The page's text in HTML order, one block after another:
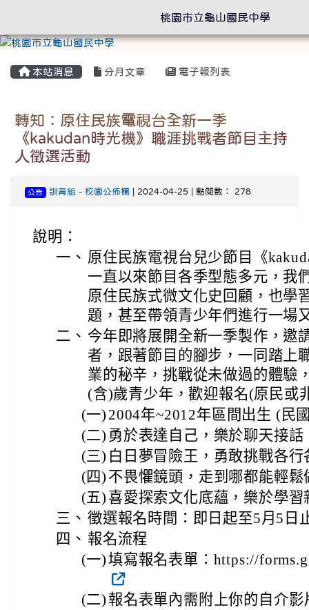
本站消息 分月文章 電子報列表
轉知：原住民族電視台全新一季
《kakudan時光機》職涯挑戰者節目主持
人徵選活動
公告 訓育組 - 校園公佈欄 | 2024-04-25 | 點閱數： 278
說明：
一、 原住民族電視台兒少節目《
一直以來節目各季型態多元，我
原住民族式微文化史回顧，也學
題，甚至帶領青少年們進行一場
二、 今年即將展開全新一季製作，邀
者，跟著節目的腳步，一同踏上
業的秘辛，挑戰從未做過的體驗
(含)歲青少年，歡迎報名(原民或
(一) 2004年~2012年區間出生 (民
(二) 勇於表達自己，樂於聊天接
(三) 白日夢冒險王，勇敢挑戰各
(四) 不畏懼鏡頭，走到哪都能輕鬆
(五) 喜愛探索文化底蘊，樂於學習
三、 徵選報名時間：即日起至5月5日
四、 報名流程
(一)填寫報名表單：https://
(二) 報名表單內需附上你的自介
桃園市立龜山國民中學